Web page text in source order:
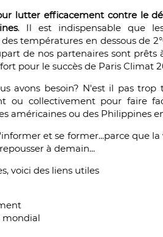
lutter efficacement contre le
. Il est indispensable que
températures en dessous de
de nos partenaires sont prêts
pour le succès de Paris Climat
avons besoin? N'est il pas trop
ou collectivement pour faire
américaines ou des Philippines
et se former...parce que
à demain...
voici des liens utiles
mondial